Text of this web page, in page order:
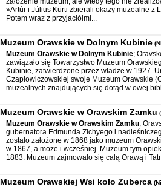
»Artúr i Július Kürti zbierali okazy muzealne z
Potem wraz z przyjaciółmi...
Muzeum Orawskie w Dolnym Kubinie
Muzeum Orawskie w Dolnym Kubinie;
zawiązało się Towarzystwo Muzeum
Kubinie, zatwierdzone przez władze w 1927.
Czaplowiczowskiej swoje Muzeum Orawskie
muzealnych znajdujących się dotąd w owej
Muzeum Orawskie w Orawskim Zamku
Muzeum Orawskie w Orawskim Zamku;
gubernatora Edmunda Zichyego i
zostało założone w 1868 jako muzeum
w 1867, a może i wcześniej. Muzeum tym
1883. Muzeum zajmowało się całą Orawą i
Muzeum Orawskiej Wsi koło Zuberca